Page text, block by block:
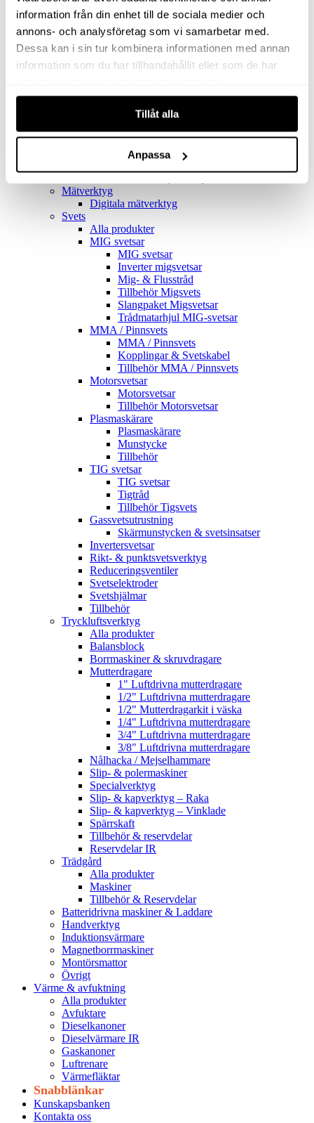
information från din enhet till de sociala medier och
annons- och analysföretag som vi samarbetar med.
Dessa kan i sin tur kombinera informationen med annan
information som du har tillhandahållit eller som de har
Tillåt alla
Anpassa
Golv- & Kombinationsmunstycke
Munstycke
Motor
Reservdelar dammsugare
Rör & handtag
Uppsamlingspåsar
Alla produkter
Mätverktyg
Digitala mätverktyg
Svets
Alla produkter
MIG svetsar
MIG svetsar
Inverter migsvetsar
Mig- & Flusstråd
Tillbehör Migsvets
Slangpaket Migsvetsar
Trådmatarhjul MIG-svetsar
MMA / Pinnsvets
MMA / Pinnsvets
Kopplingar & Svetskabel
Tillbehör MMA / Pinnsvets
Motorsvetsar
Motorsvetsar
Tillbehör Motorsvetsar
Plasmaskärare
Plasmaskärare
Munstycke
Tillbehör
TIG svetsar
TIG svetsar
Tigtråd
Tillbehör Tigsvets
Gassvetsutrustning
Skärmunstycken & svetsinsatser
Invertersvetsar
Rikt- & punktsvetsverktyg
Reduceringsventiler
Svetselektroder
Svetshjälmar
Tillbehör
Tryckluftsverktyg
Alla produkter
Balansblock
Borrmaskiner & skruvdragare
Mutterdragare
1" Luftdrivna mutterdragare
1/2" Luftdrivna mutterdragare
1/2" Mutterdragarkit i väska
1/4" Luftdrivna mutterdragare
3/4" Luftdrivna mutterdragare
3/8" Luftdrivna mutterdragare
Nålhacka / Mejselhammare
Slip- & polermaskiner
Specialverktyg
Slip- & kapverktyg – Raka
Slip- & kapverktyg – Vinklade
Spärrskaft
Tillbehör & reservdelar
Reservdelar IR
Trädgård
Alla produkter
Maskiner
Tillbehör & Reservdelar
Batteridrivna maskiner & Laddare
Handverktyg
Induktionsvärmare
Magnetborrmaskiner
Montörsmattor
Övrigt
Värme & avfuktning
Alla produkter
Avfuktare
Dieselkanoner
Dieselvärmare IR
Gaskanoner
Luftrenare
Värmefläktar
Snabblänkar
Kunskapsbanken
Kontakta oss